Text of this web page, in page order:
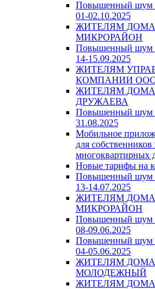
Повышенный шум
01-02.10.2025
ЖИТЕЛЯМ ДОМА
МИКРОРАЙОН
Повышенный шум
14-15.09.2025
ЖИТЕЛЯМ
КОМПАНИИ ООО
ЖИТЕЛЯМ ДОМА
ДРУЖАЕВА
Повышенный шум
31.08.2025
Мобильное
для
многоквартирных
Новые тарифы на
Повышенный шум
13-14.07.2025
ЖИТЕЛЯМ ДОМА
МИКРОРАЙОН
Повышенный шум
08-09.06.2025
Повышенный шум
04-05.06.2025
ЖИТЕЛЯМ ДОМА
МОЛОДЕЖНЫЙ
ЖИТЕЛЯМ ДОМА